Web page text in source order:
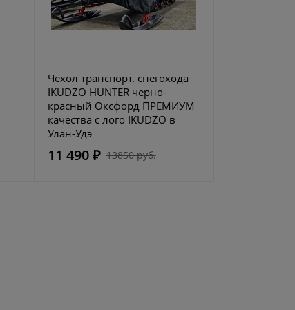
Чехол транспорт. снегохода
IKUDZO HUNTER черно-
красный Оксфорд ПРЕМИУМ
качества с лого IKUDZO в
Улан-Удэ
11 490 ₽ 13850 руб.